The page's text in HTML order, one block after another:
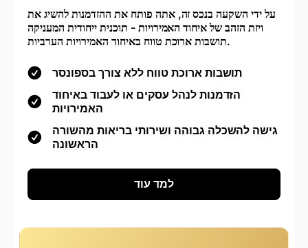
על ידי השקעה בנכס זה, אתה פותח את ההזדמנות להשיג את
ויזת הזהב של איחוד האמירויות - תוכנית ייחודית המעניקה
תושבות ארוכת טווח באיחוד האמירויות הערביות.
תושבות ארוכת טווח ללא צורך בספונסר
הזדמנות לנהל עסקים או לעבוד באיחוד
האמירויות
גישה להשכלה גבוהה ושירותי בריאות מהשורה
הראשונה
למד עוד